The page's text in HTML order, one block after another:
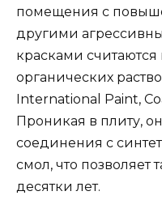
помещения с
другими
красками
органических
International Paint,
Проникая в плиту,
соединения с
смол, что позволяет
десятки лет.